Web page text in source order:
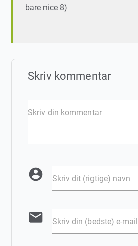
bare nice 8)
Skriv kommentar
Skriv din kommentar
account_circle Skriv dit (rigtige) navn
email Skriv din (bedste) e-mail